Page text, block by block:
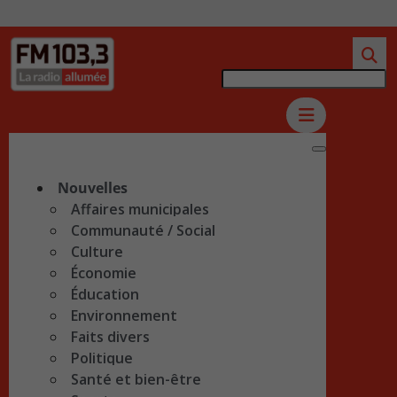
Nouvelles
Affaires municipales
Communauté / Social
Culture
Économie
Éducation
Environnement
Faits divers
Politique
Santé et bien-être